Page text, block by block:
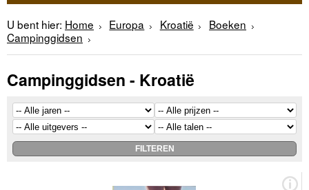
U bent hier: Home Europa Kroatië
Boeken
Campinggidsen
Campinggidsen - Kroatië